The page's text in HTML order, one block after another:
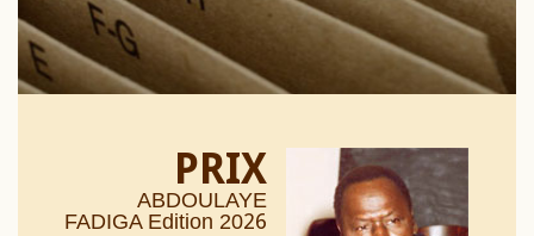
PRIX
ABDOULAYE
FADIGA Edition 2026